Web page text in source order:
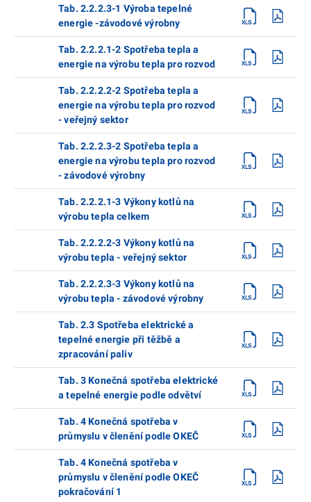
Tab. 2.2.2.3-1 Výroba tepelné
energie -závodové výrobny
Tab. 2.2.2.1-2 Spotřeba tepla a
energie na výrobu tepla pro rozvod
Tab. 2.2.2.2-2 Spotřeba tepla a
energie na výrobu tepla pro rozvod
- veřejný sektor
Tab. 2.2.2.3-2 Spotřeba tepla a
energie na výrobu tepla pro rozvod
- závodové výrobny
Tab. 2.2.2.1-3 Výkony kotlů na
výrobu tepla celkem
Tab. 2.2.2.2-3 Výkony kotlů na
výrobu tepla - veřejný sektor
Tab. 2.2.2.3-3 Výkony kotlů na
výrobu tepla - závodové výrobny
Tab. 2.3 Spotřeba elektrické a
tepelné energie při těžbě a
zpracování paliv
Tab. 3 Konečná spotřeba elektrické
a tepelné energie podle odvětví
Tab. 4 Konečná spotřeba v
průmyslu v členění podle OKEČ
Tab. 4 Konečná spotřeba v
průmyslu v členění podle OKEČ
pokračování 1